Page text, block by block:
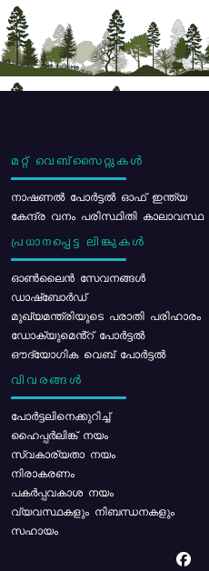
മറ്റ് വെബ്സൈറ്റുകൾ
നാഷണൽ പോർട്ടൽ ഓഫ് ഇന്ത്യ
കേന്ദ്ര വനം പരിസ്ഥിതി
പ്രധാനപ്പെട്ട ലിങ്കുകൾ
ഓൺലൈൻ സേവനങ്ങൾ
ഡാഷ്ബോർഡ്
മുഖ്യമന്ത്രിയുടെ പരാതി പരിഹാരം
ഡോക്യുമെൻ്റ് പോർട്ടൽ
ഔദ്യോഗിക വെബ് പോർട്ടൽ
വിവരങ്ങൾ
പോര്‍ട്ടലിനെക്കുറിച്ച്
ഹൈപ്പർലിങ്ക് നയം
സ്വകാര്യതാ നയം
നിരാകരണം
പകർപ്പവകാശ നയം
വ്യവസ്ഥകളും നിബന്ധനകളും
സഹായം